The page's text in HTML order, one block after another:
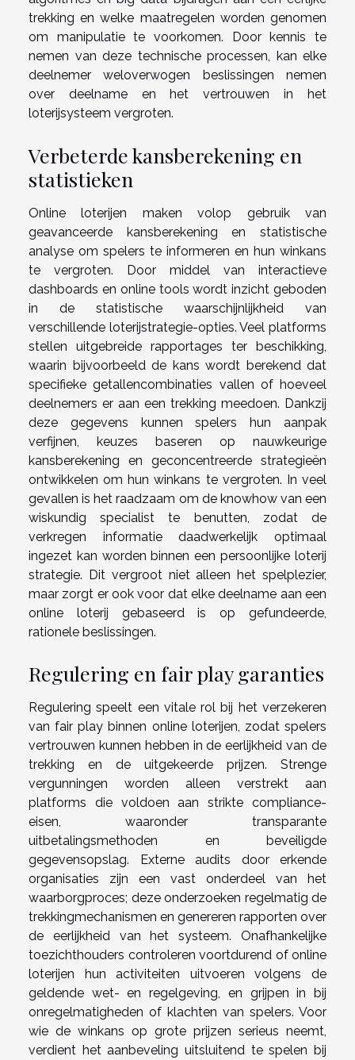
trekking en welke maatregelen worden genomen
om manipulatie te voorkomen. Door kennis te
nemen van deze technische processen, kan elke
deelnemer weloverwogen beslissingen nemen
over deelname en het vertrouwen in het
loterijsysteem vergroten.
Verbeterde kansberekening en
statistieken
Online loterijen maken volop gebruik van
geavanceerde kansberekening en statistische
analyse om spelers te informeren en hun winkans
te vergroten. Door middel van interactieve
dashboards en online tools wordt inzicht geboden
in de statistische waarschijnlijkheid van
verschillende loterijstrategie-opties. Veel platforms
stellen uitgebreide rapportages ter beschikking,
waarin bijvoorbeeld de kans wordt berekend dat
specifieke getallencombinaties vallen of hoeveel
deelnemers er aan een trekking meedoen. Dankzij
deze gegevens kunnen spelers hun aanpak
verfijnen, keuzes baseren op nauwkeurige
kansberekening en geconcentreerde strategieën
ontwikkelen om hun winkans te vergroten. In veel
gevallen is het raadzaam om de knowhow van een
wiskundig specialist te benutten, zodat de
verkregen informatie daadwerkelijk optimaal
ingezet kan worden binnen een persoonlijke loterij
strategie. Dit vergroot niet alleen het spelplezier,
maar zorgt er ook voor dat elke deelname aan een
online loterij gebaseerd is op gefundeerde,
rationele beslissingen.
Regulering en fair play garanties
Regulering speelt een vitale rol bij het verzekeren
van fair play binnen online loterijen, zodat spelers
vertrouwen kunnen hebben in de eerlijkheid van de
trekking en de uitgekeerde prijzen. Strenge
vergunningen worden alleen verstrekt aan
platforms die voldoen aan strikte compliance-
eisen, waaronder transparante
uitbetalingsmethoden en beveiligde
gegevensopslag. Externe audits door erkende
organisaties zijn een vast onderdeel van het
waarborgproces; deze onderzoeken regelmatig de
trekkingmechanismen en genereren rapporten over
de eerlijkheid van het systeem. Onafhankelijke
toezichthouders controleren voortdurend of online
loterijen hun activiteiten uitvoeren volgens de
geldende wet- en regelgeving, en grijpen in bij
onregelmatigheden of klachten van spelers. Voor
wie de winkans op grote prijzen serieus neemt,
verdient het aanbeveling uitsluitend te spelen bij